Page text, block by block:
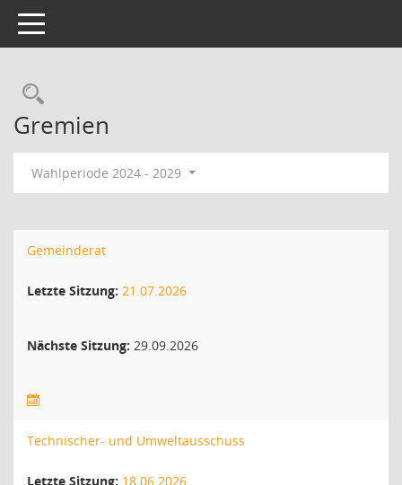
Toggle navigation
Gremien
Wahlperiode 2024 - 2029
Gemeinderat
Letzte Sitzung: 21.07.2026
Nächste Sitzung: 29.09.2026
Technischer- und Umweltausschuss
Letzte Sitzung: 18.06.2026